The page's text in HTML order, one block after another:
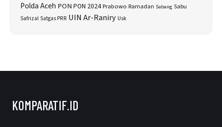
Polda Aceh PON PON 2024Prabowo Ramadan Sabang Sabu
Safrizal Satgas PRR UIN Ar-Raniry Usk
KOMPARATIF.ID